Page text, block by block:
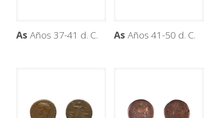
As Años 37-41 d. C. As Años 41-50 d. C.